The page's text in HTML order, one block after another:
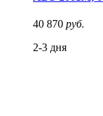
40 870 руб.
2-3 дня